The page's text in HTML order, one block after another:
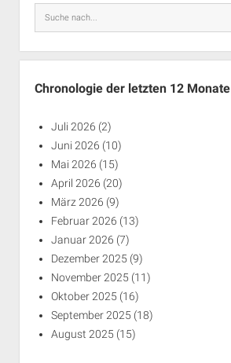
Chronologie der letzten 12 Monate
Juli 2026 (2)
Juni 2026 (10)
Mai 2026 (15)
April 2026 (20)
März 2026 (9)
Februar 2026 (13)
Januar 2026 (7)
Dezember 2025 (9)
November 2025 (11)
Oktober 2025 (16)
September 2025 (18)
August 2025 (15)